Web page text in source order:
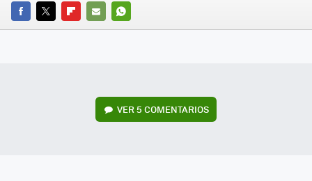
FACEBOOK
TWITTERFLIPBOARD
E-
WHATSAPP
VER5 COMENTARIOS